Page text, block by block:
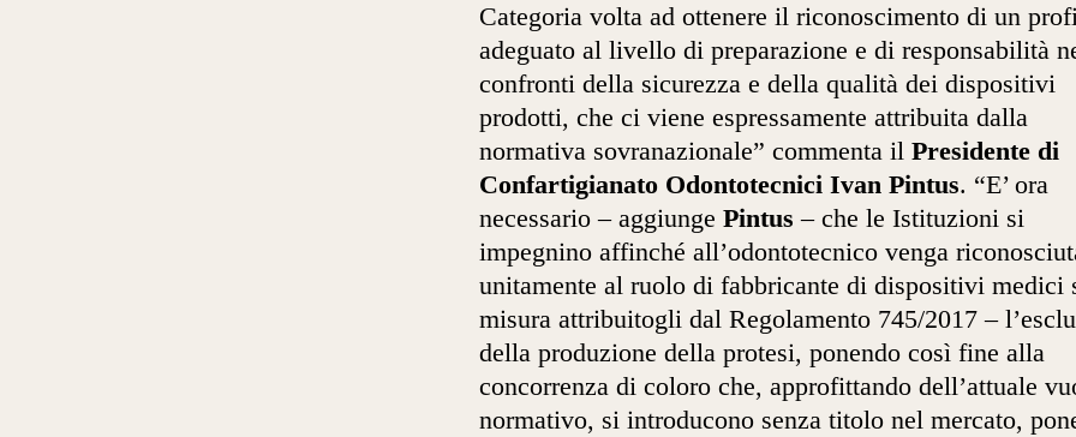
Categoria volta ad ottenere il riconoscimento di un
adeguato al livello di preparazione e di responsabilità
confronti della sicurezza e della qualità dei dispositivi
prodotti, che ci viene espressamente attribuita dalla
normativa sovranazionale” commenta il Presidente di
Confartigianato Odontotecnici Ivan Pintus. “E’ ora
necessario – aggiunge Pintus – che le Istituzioni si
impegnino affinché all’odontotecnico venga
unitamente al ruolo di fabbricante di dispositivi medici
misura attribuitogli dal Regolamento 745/2017 –
della produzione della protesi, ponendo così fine alla
concorrenza di coloro che, approfittando dell’attuale
normativo, si introducono senza titolo nel mercato,